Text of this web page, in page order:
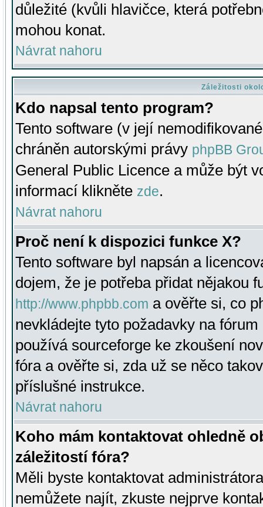
důležité (kvůli hlavičce, která
mohou konat.
Návrat nahoru
Záležitosti
Kdo napsal tento program?
Tento software (v její
chráněn autorskými právy phpBB
General Public Licence a může být
informací klikněte zde.
Návrat nahoru
Proč není k dispozici funkce X?
Tento software byl napsán a
dojem, že je potřeba přidat nějakou
http://www.phpbb.com a ověřte si, co
nevkládejte tyto požadavky na
používá sourceforge ke zkoušení
fóra a ověřte si, zda už se něco
příslušné instrukce.
Návrat nahoru
Koho mám kontaktovat ohledně
záležitostí fóra?
Měli byste kontaktovat
nemůžete najít, zkuste nejprve